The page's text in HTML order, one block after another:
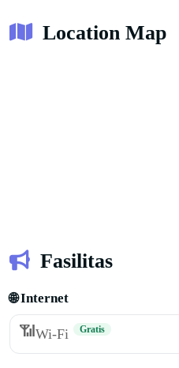
Location Map
Fasilitas
🌐 Internet
📶Wi-Fi Gratis